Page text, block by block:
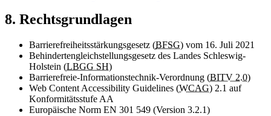
8. Rechtsgrundlagen
Barrierefreiheitsstärkungsgesetz (BFSG) vom 16. Juli 2021
Behindertengleichstellungsgesetz des Landes Schleswig-
Holstein (LBGG SH)
Barrierefreie-Informationstechnik-Verordnung (BITV 2.0)
Web Content Accessibility Guidelines (WCAG) 2.1 auf
Konformitätsstufe AA
Europäische Norm EN 301 549 (Version 3.2.1)